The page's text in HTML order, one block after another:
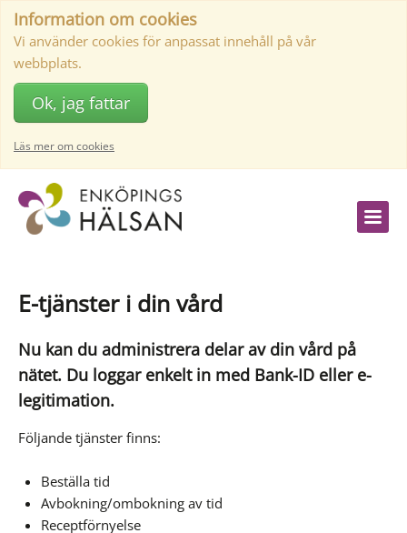
Information om cookies
Vi använder cookies för anpassat innehåll på vår
webbplats.
Ok, jag fattar
Läs mer om cookies
E-tjänster i din vård
Nu kan du administrera delar av din vård på
nätet. Du loggar enkelt in med Bank-ID eller e-
legitimation.
Följande tjänster finns:
Beställa tid
Avbokning/ombokning av tid
Receptförnyelse